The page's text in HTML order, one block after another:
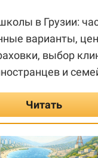
в Грузии:
варианты,
выбор
и
Читать